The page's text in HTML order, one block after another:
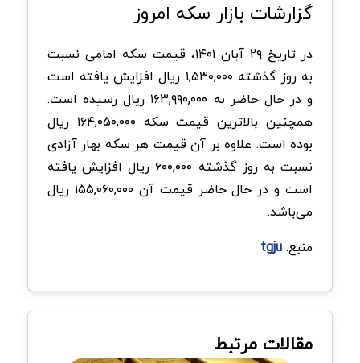
گزارشات بازار سکه امروز
در تاریخ ۲۹ آبان ۱۴۰۱، قیمت سکه امامی نسبت
به روز گذشته ۱,۵۳۰,۰۰۰ ریال افزایش یافته است
و در حال حاضر به ۱۶۳,۹۹۰,۰۰۰ ریال رسیده است.
همچنین بالاترین قیمت سکه ۱۶۴,۰۵۰,۰۰۰ ریال
بوده است. علاوه بر آن قیمت هر سکه بهار آزادی
نسبت به روز گذشته ۶۰۰,۰۰۰ ریال افزایش یافته
است و در حال حاضر قیمت آن ۱۵۵,۰۶۰,۰۰۰ ریال
می‌باشد.
منبع:tgju
مقالات مرتبط